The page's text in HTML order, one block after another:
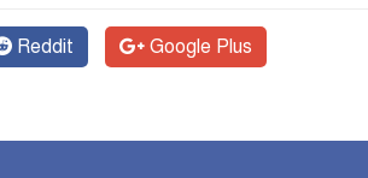
Reddit Google Plus